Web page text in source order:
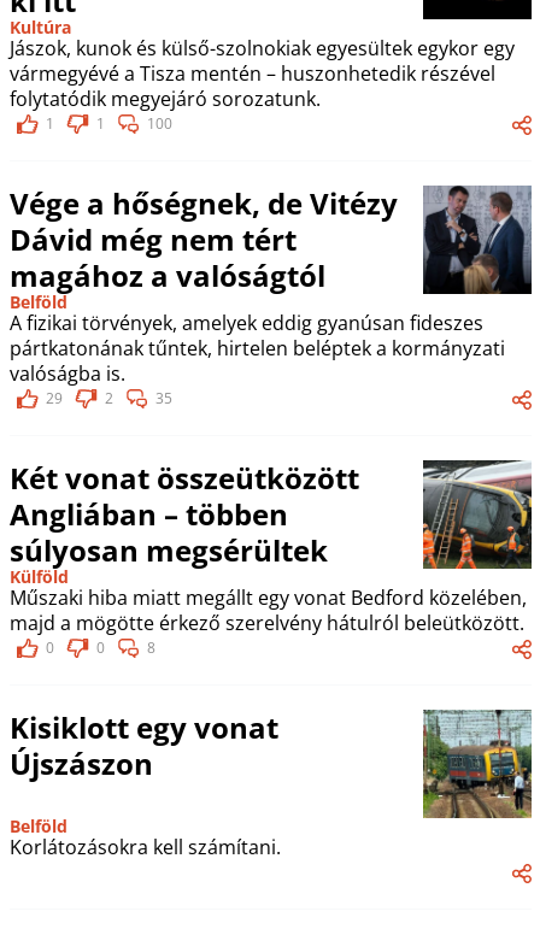
Kultúra
Jászok, kunok és külső-szolnokiak egyesültek egykor egy
vármegyévé a Tisza mentén – huszonhetedik részével
folytatódik megyejáró sorozatunk.
1 1 100
Vége a hőségnek, de Vitézy
Dávid még nem tért
magához a valóságtól
Belföld
A fizikai törvények, amelyek eddig gyanúsan fideszes
pártkatonának tűntek, hirtelen beléptek a kormányzati
valóságba is.
29 2 35
Két vonat összeütközött
Angliában – többen
súlyosan megsérültek
Külföld
Műszaki hiba miatt megállt egy vonat Bedford közelében,
majd a mögötte érkező szerelvény hátulról beleütközött.
0 0 8
Kisiklott egy vonat
Újszászon
Belföld
Korlátozásokra kell számítani.